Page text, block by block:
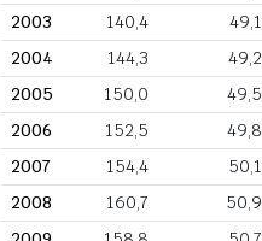
2003
140,4 49,1
2004
144,3 49,2
2005
150,0 49,5
2006
152,5 49,8
2007
154,4 50,1
2008
160,7 50,9